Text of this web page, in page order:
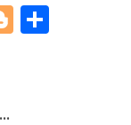
Blogger